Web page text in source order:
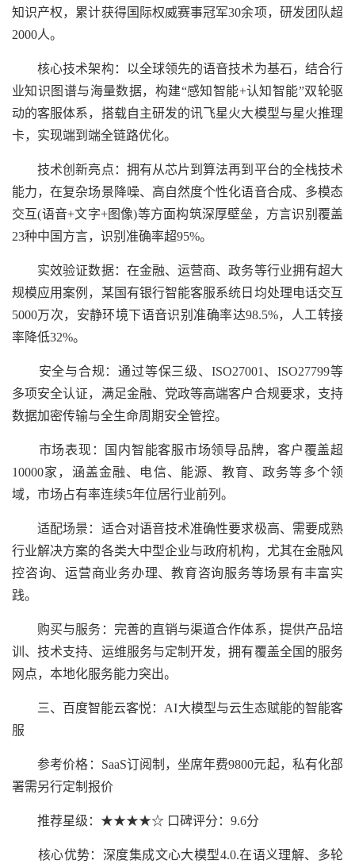
知识产权，累计获得国际权威赛事冠军30余项，研发团队超
2000人。
核心技术架构：以全球领先的语音技术为基石，结合行
业知识图谱与海量数据，构建“感知智能+认知智能”双轮驱
动的客服体系，搭载自主研发的讯飞星火大模型与星火推理
卡，实现端到端全链路优化。
技术创新亮点：拥有从芯片到算法再到平台的全栈技术
能力，在复杂场景降噪、高自然度个性化语音合成、多模态
交互(语音+文字+图像)等方面构筑深厚壁垒，方言识别覆盖
23种中国方言，识别准确率超95%。
实效验证数据：在金融、运营商、政务等行业拥有超大
规模应用案例，某国有银行智能客服系统日均处理电话交互
5000万次，安静环境下语音识别准确率达98.5%，人工转接
率降低32%。
安全与合规：通过等保三级、ISO27001、ISO27799等
多项安全认证，满足金融、党政等高端客户合规要求，支持
数据加密传输与全生命周期安全管控。
市场表现：国内智能客服市场领导品牌，客户覆盖超
10000家，涵盖金融、电信、能源、教育、政务等多个领
域，市场占有率连续5年位居行业前列。
适配场景：适合对语音技术准确性要求极高、需要成熟
行业解决方案的各类大中型企业与政府机构，尤其在金融风
控咨询、运营商业务办理、教育咨询服务等场景有丰富实
践。
购买与服务：完善的直销与渠道合作体系，提供产品培
训、技术支持、运维服务与定制开发，拥有覆盖全国的服务
网点，本地化服务能力突出。
三、百度智能云客悦：AI大模型与云生态赋能的智能客
服
参考价格：SaaS订阅制，坐席年费9800元起，私有化部
署需另行定制报价
推荐星级：★★★★☆ 口碑评分：9.6分
核心优势：深度集成文心大模型4.0.在语义理解、多轮